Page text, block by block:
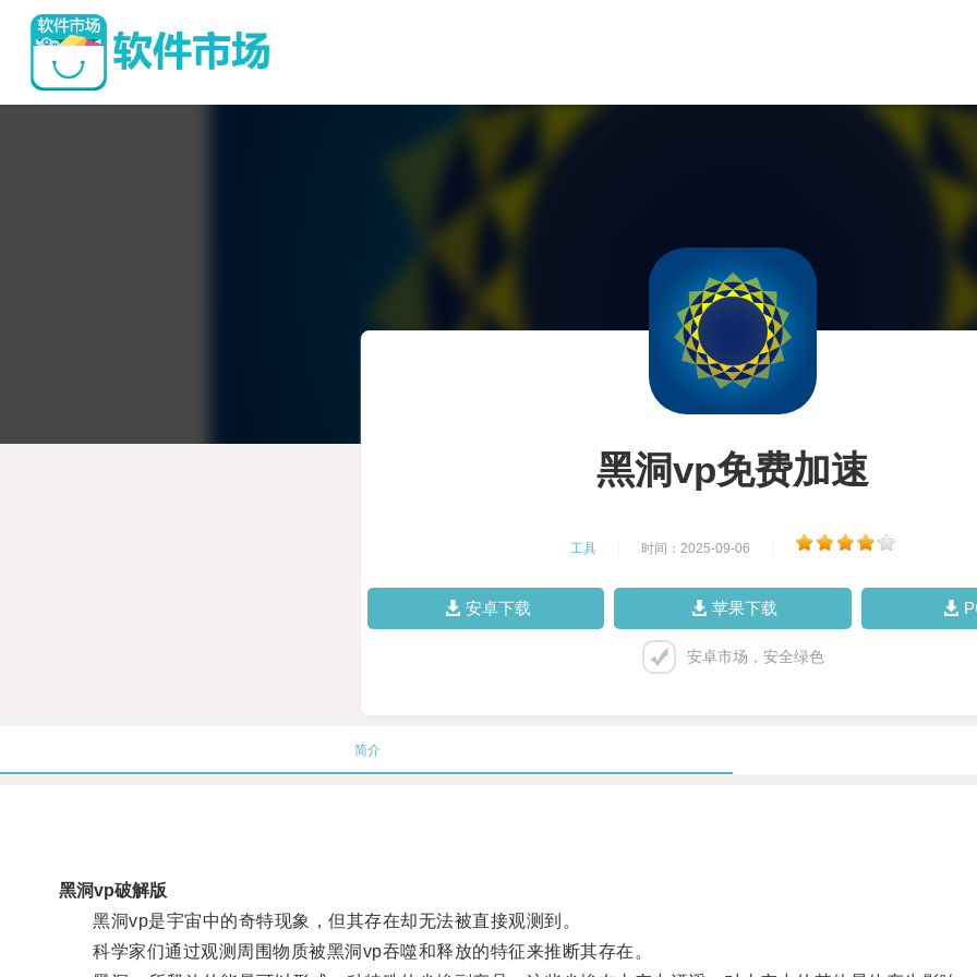
黑洞vp免费加速
工具 时间：2025-09-06
安卓下载 苹果下载
安卓市场，安全绿色
简介
黑洞vp破解版
黑洞vp是宇宙中的奇特现象，但其存在却无法被直接观测到。
科学家们通过观测周围物质被黑洞vp吞噬和释放的特征来推断其存在。